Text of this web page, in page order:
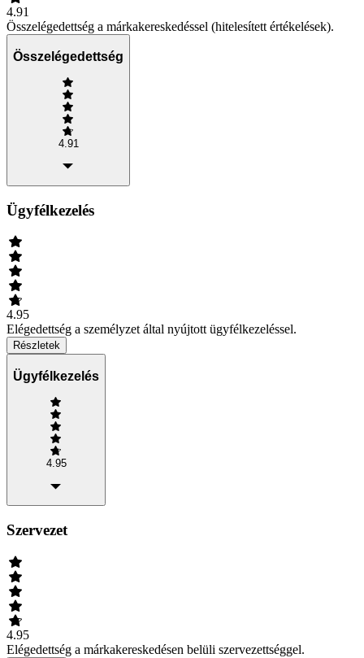
4.91
Összelégedettség a márkakereskedéssel (hitelesített értékelések).
Összelégedettség
4.91
Ügyfélkezelés
4.95
Elégedettség a személyzet által nyújtott ügyfélkezeléssel.
Részletek
Ügyfélkezelés
4.95
Szervezet
4.95
Elégedettség a márkakereskedésen belüli szervezettséggel.